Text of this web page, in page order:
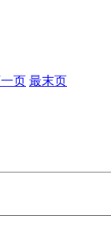
页 最末页